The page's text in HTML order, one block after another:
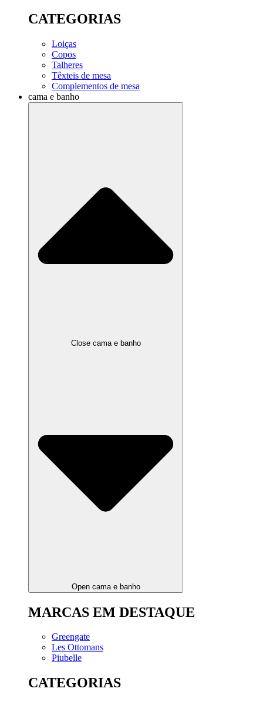
CATEGORIAS
Loiças
Copos
Talheres
Têxteis de mesa
Complementos de mesa
cama e banho
Close cama e banho
Open cama e banho
MARCAS EM DESTAQUE
Greengate
Les Ottomans
Piubelle
CATEGORIAS